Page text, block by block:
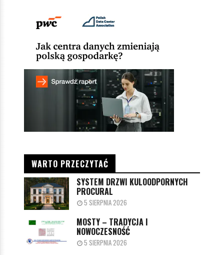
WARTO PRZECZYTAĆ
SYSTEM DRZWI KULOODPORNYCH
PROCURAL
5 SIERPNIA 2026
MOSTY – TRADYCJA I
NOWOCZESNOŚĆ
5 SIERPNIA 2026